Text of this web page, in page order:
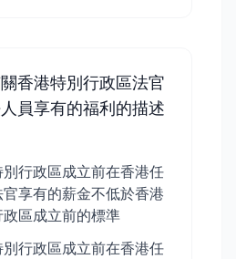
香港特別行政區法官
員享有的福利的描述
別行政區成立前在香港任
享有的薪金不低於香港
政區成立前的標準
別行政區成立前在香港任